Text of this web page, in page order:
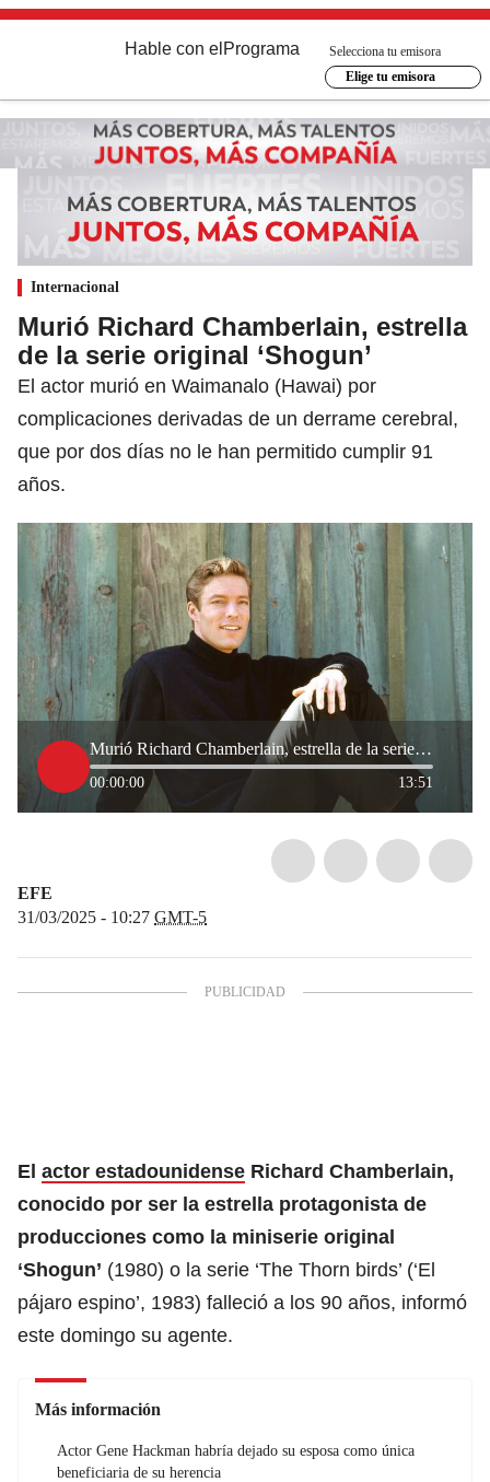
Hable con el Programa
Selecciona tu emisora
Elige tu emisora
Internacional
Murió Richard Chamberlain, estrella
de la serie original ‘Shogun’
El actor murió en Waimanalo (Hawai) por
complicaciones derivadas de un derrame cerebral,
que por dos días no le han permitido cumplir 91
años.
Murió Richard Chamberlain, estrella de la serie original ‘Shogun’
00:00:00 13:51
EFE
31/03/2025 - 10:27 GMT-5
El actor estadounidense Richard Chamberlain,
conocido por ser la estrella protagonista de
producciones como la miniserie original
‘Shogun’ (1980) o la serie ‘The Thorn birds’ (‘El
pájaro espino’, 1983) falleció a los 90 años, informó
este domingo su agente.
Más información
Actor Gene Hackman habría dejado su esposa como única
beneficiaria de su herencia